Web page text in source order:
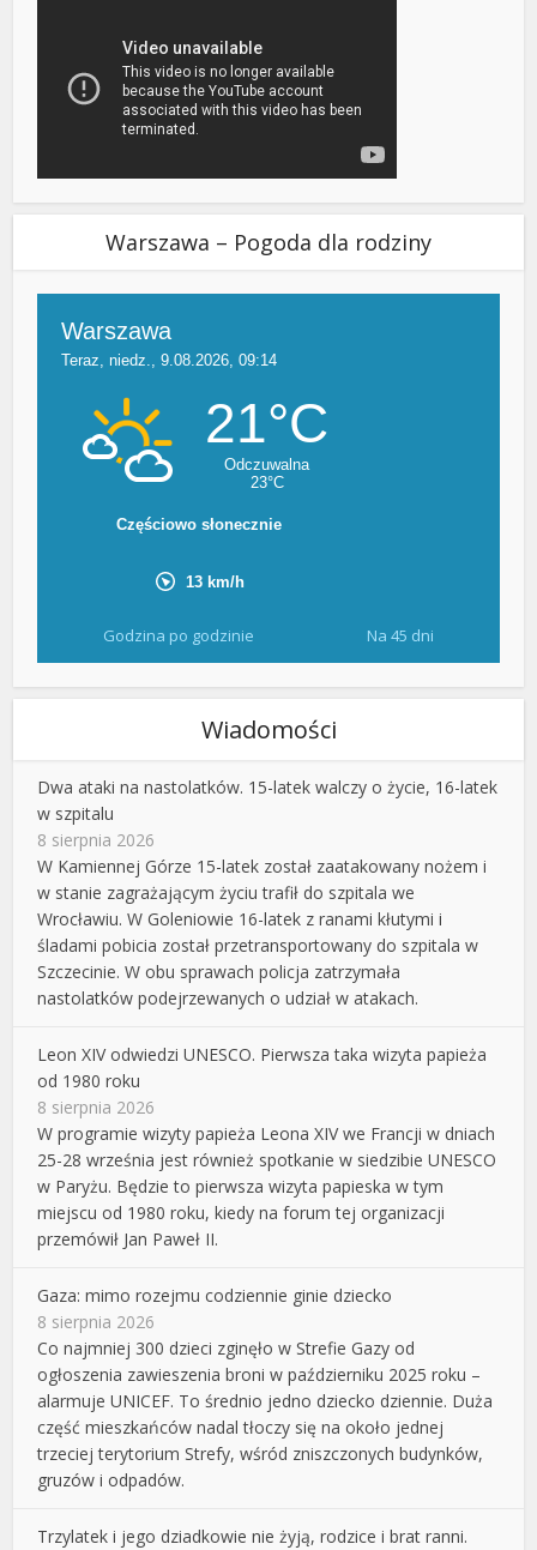
Warszawa – Pogoda dla rodziny
Godzina po godzinie Na 45 dni
Wiadomości
Dwa ataki na nastolatków. 15-latek walczy o życie, 16-latek
w szpitalu
8 sierpnia 2026
W Kamiennej Górze 15-latek został zaatakowany nożem i
w stanie zagrażającym życiu trafił do szpitala we
Wrocławiu. W Goleniowie 16-latek z ranami kłutymi i
śladami pobicia został przetransportowany do szpitala w
Szczecinie. W obu sprawach policja zatrzymała
nastolatków podejrzewanych o udział w atakach.
Leon XIV odwiedzi UNESCO. Pierwsza taka wizyta papieża
od 1980 roku
8 sierpnia 2026
W programie wizyty papieża Leona XIV we Francji w dniach
25-28 września jest również spotkanie w siedzibie UNESCO
w Paryżu. Będzie to pierwsza wizyta papieska w tym
miejscu od 1980 roku, kiedy na forum tej organizacji
przemówił Jan Paweł II.
Gaza: mimo rozejmu codziennie ginie dziecko
8 sierpnia 2026
Co najmniej 300 dzieci zginęło w Strefie Gazy od
ogłoszenia zawieszenia broni w październiku 2025 roku –
alarmuje UNICEF. To średnio jedno dziecko dziennie. Duża
część mieszkańców nadal tłoczy się na około jednej
trzeciej terytorium Strefy, wśród zniszczonych budynków,
gruzów i odpadów.
Trzylatek i jego dziadkowie nie żyją, rodzice i brat ranni.